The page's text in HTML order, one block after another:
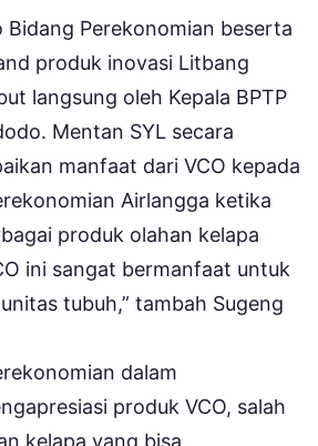
Bidang Perekonomian beserta
produk inovasi Litbang
langsung oleh Kepala BPTP
Mentan SYL secara
manfaat dari VCO kepada
Airlangga ketika
produk olahan kelapa
ini sangat bermanfaat untuk
tubuh,” tambah Sugeng
dalam
produk VCO, salah
kelapa yang bisa